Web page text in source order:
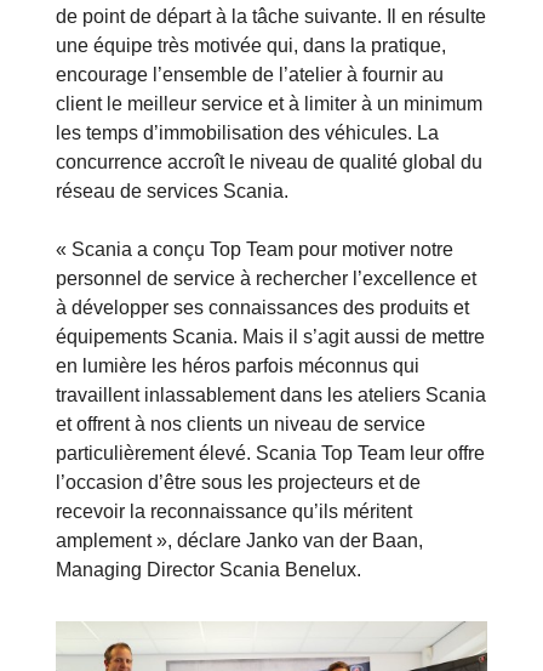
de point de départ à la tâche suivante. Il en résulte
une équipe très motivée qui, dans la pratique,
encourage l’ensemble de l’atelier à fournir au
client le meilleur service et à limiter à un minimum
les temps d’immobilisation des véhicules. La
concurrence accroît le niveau de qualité global du
réseau de services Scania.
« Scania a conçu Top Team pour motiver notre
personnel de service à rechercher l’excellence et
à développer ses connaissances des produits et
équipements Scania. Mais il s’agit aussi de mettre
en lumière les héros parfois méconnus qui
travaillent inlassablement dans les ateliers Scania
et offrent à nos clients un niveau de service
particulièrement élevé. Scania Top Team leur offre
l’occasion d’être sous les projecteurs et de
recevoir la reconnaissance qu’ils méritent
amplement », déclare Janko van der Baan,
Managing Director Scania Benelux.